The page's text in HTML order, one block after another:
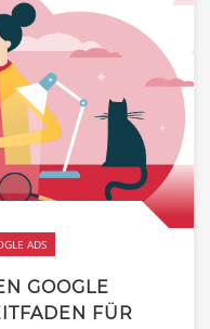
ADS
GOOGLE
FÜR